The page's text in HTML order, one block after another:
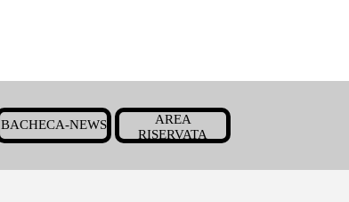
Salta menù
▼
BACHECA-NEWS ▼
AREA
RISERVATA